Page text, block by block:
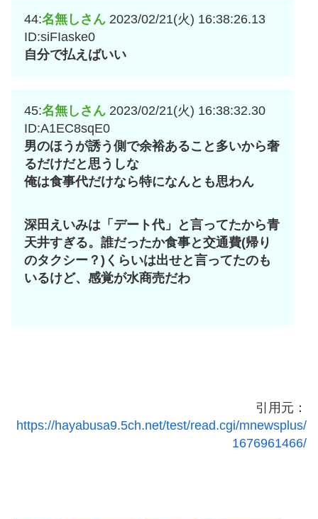
44:名無しさん 2023/02/21(火) 16:38:26.13
ID:siFIaske0
自分で払えばいい
45:名無しさん 2023/02/21(火) 16:38:32.30
ID:A1EC8sqE0
男のほうが誘う側で余裕あること多いから奢
るだけだと思うしな
俺は食事代だけなら特になんとも思わん
深田えいみは「デート代」と言ってたから青
天井すぎる。誰だったか食事と交通費(帰り
のタクシー？)くらいは出せと言ってたのも
いるけど、感覚が水商売だわ
引用元：
https://hayabusa9.5ch.net/test/read.cgi/mnewsplus/
1676961466/